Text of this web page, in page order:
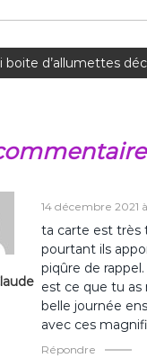
boite d’allumettes
14 décembre 2021
ta carte est très
pourtant ils
piqûre de rappel.
est ce que tu as
belle journée
avec ces
Répondre